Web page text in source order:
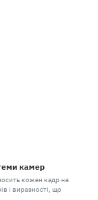
камер
кожен кадр на
і виразності, що